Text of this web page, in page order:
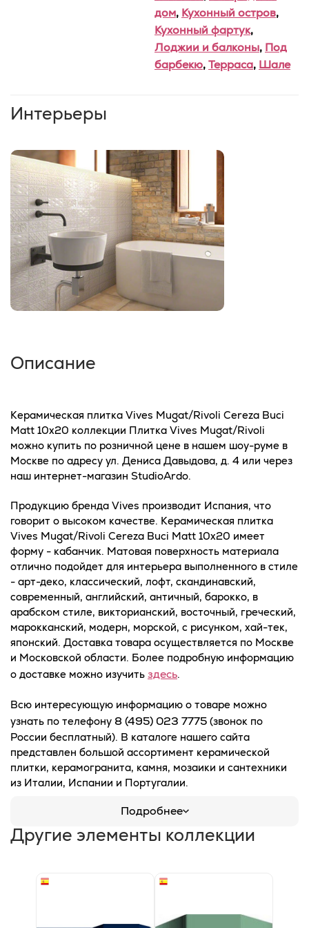
дом, Кухонный остров,
Кухонный фартук,
Лоджии и балконы, Под
барбекю,Терраса, Шале
Интерьеры
Описание
Керамическая плитка Vives Mugat/Rivoli Cereza Buci
Matt 10x20 коллекции Плитка Vives Mugat/Rivoli
можно купить по розничной цене в нашем шоу-руме в
Москве по адресу ул. Дениса Давыдова, д. 4 или через
наш интернет-магазин StudioArdo.
Продукцию бренда Vives производит Испания, что
говорит о высоком качестве. Керамическая плитка
Vives Mugat/Rivoli Cereza Buci Matt 10x20 имеет
форму - кабанчик. Матовая поверхность материала
отлично подойдет для интерьера выполненного в стиле
- арт-деко, классический, лофт, скандинавский,
современный, английский, античный, барокко, в
арабском стиле, викторианский, восточный, греческий,
марокканский, модерн, морской, с рисунком, хай-тек,
японский. Доставка товара осуществляется по Москве
и Московской области. Более подробную информацию
о доставке можно изучить здесь.
Всю интересующую информацию о товаре можно
узнать по телефону 8 (495) 023 7775 (звонок по
России бесплатный). В каталоге нашего сайта
представлен большой ассортимент керамической
плитки, керамогранита, камня, мозаики и сантехники
из Италии, Испании и Португалии.
Подробнее
Другие элементы коллекции